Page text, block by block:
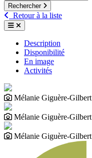
Rechercher
Retour à la liste
Description
Disponibilité
En image
Activités
Mélanie Giguère-Gilbert
Mélanie Giguère-Gilbert
Mélanie Giguère-Gilbert